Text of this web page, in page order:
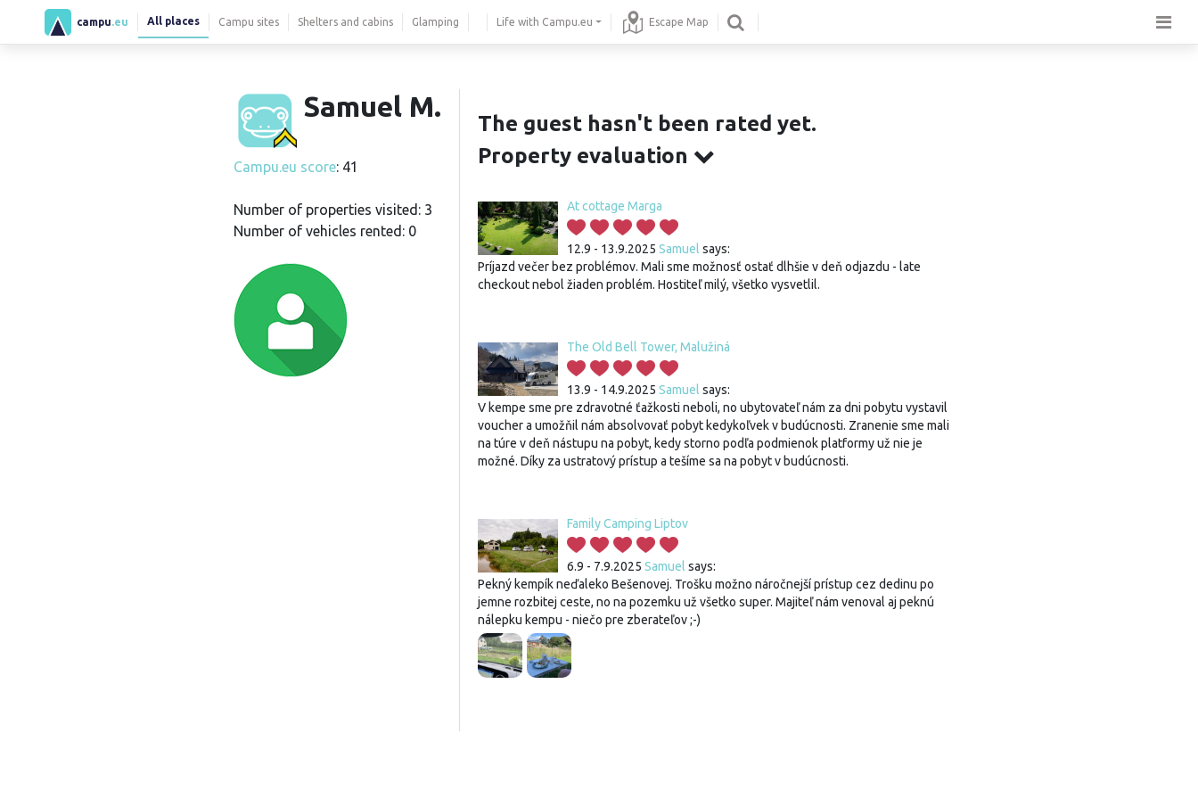
campu .eu All places Campu sites Shelters and cabins Glamping Life with Campu.eu Escape Map
Samuel M.
Campu.eu score: 41
Number of properties visited: 3
Number of vehicles rented: 0
The guest hasn't been rated yet.
Property evaluation
At cottage Marga
12.9 - 13.9.2025 Samuel says:
Príjazd večer bez problémov. Mali sme možnosť ostať dlhšie v deň odjazdu - late
checkout nebol žiaden problém. Hostiteľ milý, všetko vysvetlil.
The Old Bell Tower, Malužiná
13.9 - 14.9.2025 Samuel says:
V kempe sme pre zdravotné ťažkosti neboli, no ubytovateľ nám za dni pobytu vystavil
voucher a umožňil nám absolvovať pobyt kedykoľvek v budúcnosti. Zranenie sme mali
na túre v deň nástupu na pobyt, kedy storno podľa podmienok platformy už nie je
možné. Díky za ustratový prístup a tešíme sa na pobyt v budúcnosti.
Family Camping Liptov
6.9 - 7.9.2025 Samuel says:
Pekný kempík neďaleko Bešenovej. Trošku možno náročnejší prístup cez dedinu po
jemne rozbitej ceste, no na pozemku už všetko super. Majiteľ nám venoval aj peknú
nálepku kempu - niečo pre zberateľov ;-)